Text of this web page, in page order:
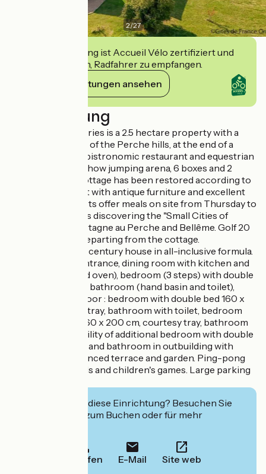
2/27
Diese Einrichtung ist Accueil Vélo zertifiziert und
verpflichtet sich, Radfahrer zu empfangen.
Ihre Verpflichtungen ansehen
Beschreibung
Le Bistrot des Écuries is a 2.5 hectare property with a
breathtaking view of the Perche hills, at the end of a
small road, with a bistronomic restaurant and equestrian
facilities on site (show jumping arena, 6 boxes and 2
paddocks). The cottage has been restored according to
the rules of the art with antique furniture and excellent
comfort. Your hosts offer meals on site from Thursday to
Sunday. Don't miss discovering the "Small Cities of
Character" of Mortagne au Perche and Bellême. Golf 20
km. Hiking trails departing from the cottage.
Independent 17th century house in all-inclusive formula.
- Ground floor : entrance, dining room with kitchen and
living room (bread oven), bedroom (3 steps) with double
bed 160 x 200 cm, bathroom (hand basin and toilet),
laundry room. - Floor : bedroom with double bed 160 x
200 cm, courtesy tray, bathroom with toilet, bedroom
with double bed 160 x 200 cm, courtesy tray, bathroom
with toilet, Possibility of additional bedroom with double
bed 160 x 200 cm and bathroom in outbuilding with
supplement. Unfenced terrace and garden. Ping-pong
table, bowling, balls and children's games. Large parking
Interessiert Sie diese Einrichtung? Besuchen Sie
deren Website zum Buchen oder für mehr
Anrufen E-Mail Site web